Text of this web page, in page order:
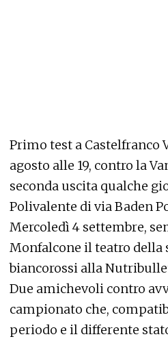
Primo test a Castelfranco
agosto alle 19, contro la
seconda uscita qualche
Polivalente di via Baden
Mercoledì 4 settembre,
Monfalcone il teatro della
biancorossi alla
Due amichevoli contro
campionato che,
periodo e il differente